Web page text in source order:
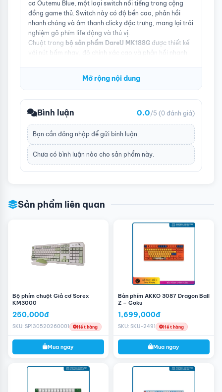
cơ Outemu Blue, một loại switch nổi tiếng trong cộng
đồng game thủ. Switch này có độ bền cao, phản hồi
nhanh chóng và âm thanh clicky đặc trưng, ​​mang lại trải
nghiệm gõ phím life động và thú vị.
Chuột trong bộ sản phẩm DareU MK188G được thiết kế
với nút bấm nhạy, độ chính xác cao và phản hồi nhanh.
bàn phím và chuột trong bộ DareU MK188G
thiết kế theo yếu tố công thái học, nhằm tối ưu hóa sự
trong thời gian dài.
Mở rộng nội dung
Bình luận 0.0/5 (0 đánh giá)
Bạn cần đăng nhập để gửi bình luận.
Chưa có bình luận nào cho sản phẩm này.
Sản phẩm liên quan
Bộ phím chuột Giả cơ Sorex
KM3000
250,000đ
SKU: SP130520260001 Hết hàng
Mua ngay
Bàn phím AKKO 3087 Dragon Ball
Z – Goku
1,699,000đ
SKU: SKU-2491 Hết hàng
Mua ngay